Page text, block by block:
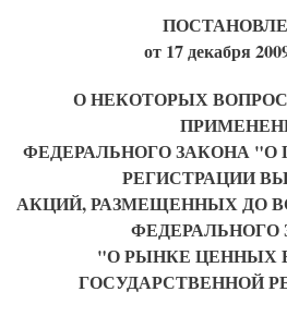
от 17 декабря
О НЕКОТОРЫХ
ФЕДЕРАЛЬНОГО ЗАКОНА "О
РЕГИСТРАЦИИ
АКЦИЙ, РАЗМЕЩЕННЫХ ДО
ФЕДЕРАЛЬНОГО
"О РЫНКЕ ЦЕННЫХ
ГОСУДАРСТВЕННОЙ